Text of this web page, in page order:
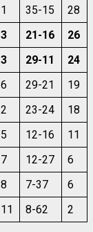
1 35-15
28
3 21-16
26
3 29-11
24
6 29-21
19
2 23-24
18
5 12-16
11
7 12-27
6
8 7-37
6
11 8-62 2